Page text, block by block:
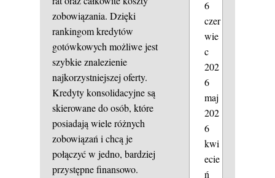
zobowiązania. Dzięki
rankingom kredytów
gotówkowych możliwe jest
szybkie znalezienie
najkorzystniejszej oferty.
Kredyty konsolidacyjne są
skierowane do osób, które
posiadają wiele różnych
zobowiązań i chcą je
połączyć w jedno, bardziej
przystępne finansowo.
6
czer
wie
c
202
6
maj
202
6
kwi
ecie
ń